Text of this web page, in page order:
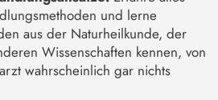
und lerne
aus der Naturheilkunde, der
Wissenschaften kennen, von
wahrscheinlich gar nichts